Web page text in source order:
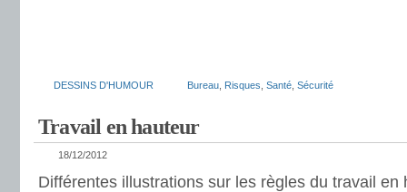
DESSINS D'HUMOUR Bureau Risques Santé Sécurité
Travail en hauteur
18/12/2012
Différentes illustrations sur les règles du travail en